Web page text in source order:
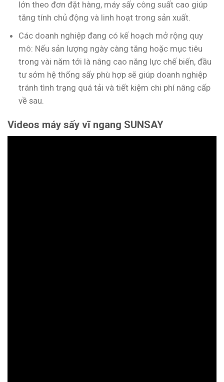
lớn theo đơn đặt hàng, máy sấy công suất cao giúp
tăng tính chủ động và linh hoạt trong sản xuất.
Các doanh nghiệp đang có kế hoạch mở rộng quy
mô: Nếu sản lượng ngày càng tăng hoặc mục tiêu
trong vài năm tới là nâng cao năng lực chế biến, đầu
tư sớm hệ thống sấy phù hợp sẽ giúp doanh nghiệp
tránh tình trạng quá tải và tiết kiệm chi phí nâng cấp
về sau.
Videos máy sấy vĩ ngang SUNSAY